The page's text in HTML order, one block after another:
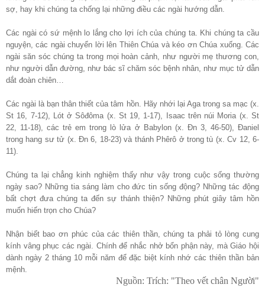
sợ, hay khi chúng ta chống lại những điều các ngài hướng dẫn.
Các ngài có sứ mệnh lo lắng cho lợi ích của chúng ta. Khi chúng ta cầu
nguyện, các ngài chuyển lời lên Thiên Chúa và kéo ơn Chúa xuống. Các
ngài săn sóc chúng ta trong mọi hoàn cảnh, như người mẹ thương con,
như người dẫn đường, như bác sĩ chăm sóc bệnh nhân, như mục tử dẫn
dắt đoàn chiên…
Các ngài là bạn thân thiết của tâm hồn. Hãy nhới lại Aga trong sa mạc (x.
St 16, 7-12), Lót ở Sôđôma (x. St 19, 1-17), Isaac trên núi Moria (x. St
22, 11-18), các trẻ em trong lò lửa ở Babylon (x. Đn 3, 46-50), Đaniel
trong hang sư tử (x. Đn 6, 18-23) và thánh Phêrô ở trong tù (x. Cv 12, 6-
11).
Chúng ta lại chẳng kinh nghiệm thấy như vậy trong cuộc sống thường
ngày sao? Những tia sáng làm cho đức tin sống động? Những tác động
bất chợt đưa chúng ta đến sự thánh thiện? Những phút giây tâm hồn
muốn hiến trọn cho Chúa?
Nhận biết bao ơn phúc của các thiên thần, chúng ta phải tỏ lòng cung
kính vâng phục các ngài. Chính để nhắc nhở bổn phận này, mà Giáo hội
dành ngày 2 tháng 10 mỗi năm để đặc biệt kính nhớ các thiên thần bản
mệnh.
Nguồn: Trích: "Theo vết chân Người"